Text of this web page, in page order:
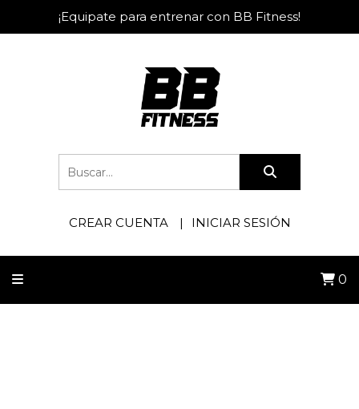
¡Equipate para entrenar con BB Fitness!
CREAR CUENTA INICIAR SESIÓN
0